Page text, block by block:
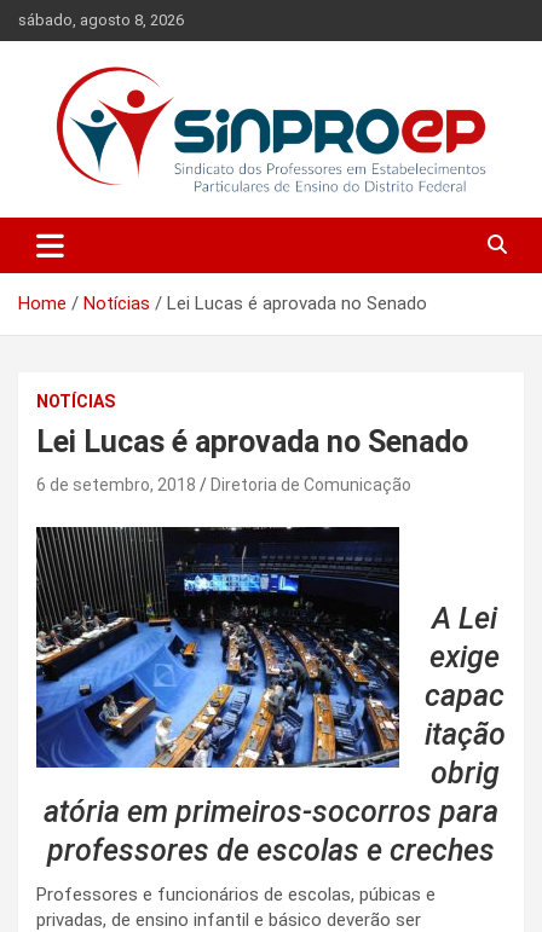
Skip
to
sábado, agosto 8, 2026
Sinproep-DF
Ensino do Distrito Federal
Home Notícias Lei Lucas é aprovada no Senado
NOTÍCIAS
Lei Lucas é aprovada no Senado
6 de setembro, 2018 Diretoria de Comunicação
A Lei
exige
capac
itação
obrig
atória em primeiros-socorros para
professores de escolas e creches
Professores e funcionários de escolas, púbicas e
privadas, de ensino infantil e básico deverão ser